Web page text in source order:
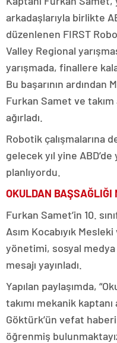
arkadaşlarıyla birlikte
düzenlenen FIRST
Valley Regional
yarışmada, finallere
Bu başarının ardından
Furkan Samet ve takım
ağırladı.
Robotik çalışmalarına
gelecek yıl yine ABD’de
planlıyordu.
OKULDAN BAŞSAĞLIĞI
Furkan Samet’in 10.
Asım Kocabıyık
yönetimi, sosyal medya
mesajı yayınladı.
Yapılan paylaşımda,
takımı mekanik
Göktürk’ün vefat
öğrenmiş